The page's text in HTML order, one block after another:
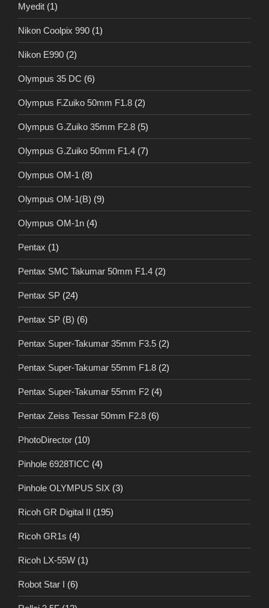
Myedit (1)
Nikon Coolpix 990 (1)
Nikon E990 (2)
Olympus 35 DC (6)
Olympus F.Zuiko 50mm F1.8 (2)
Olympus G.Zuiko 35mm F2.8 (5)
Olympus G.Zuiko 50mm F1.4 (7)
Olympus OM-1 (8)
Olympus OM-1(B) (9)
Olympus OM-1n (4)
Pentax (1)
Pentax SMC Takumar 50mm F1.4 (2)
Pentax SP (24)
Pentax SP (B) (6)
Pentax Super-Takumar 35mm F3.5 (2)
Pentax Super-Takumar 55mm F1.8 (2)
Pentax Super-Takumar 55mm F2 (4)
Pentax Zeiss Tessar 50mm F2.8 (6)
PhotoDirector (10)
Pinhole 6928TICC (4)
Pinhole OLYMPUS SIX (3)
Ricoh GR Digital II (195)
Ricoh GR1s (4)
Ricoh LX-55W (1)
Robot Star I (6)